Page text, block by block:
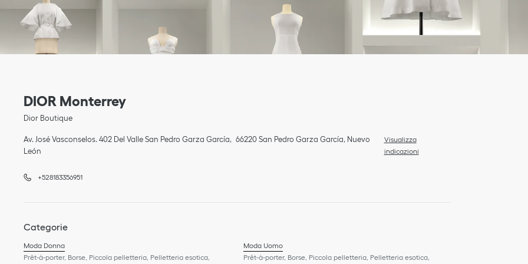
DIOR Monterrey
Dior Boutique
Av. José Vasconselos. 402 Del Valle San Pedro Garza García 66220 San Pedro Garza García, Nuevo
León
Link Opens in New Tab
Visualizza
indicazioni
Link Opens in New Tab
telefono
+528183356951
Categorie
Moda Donna
Prêt-à-porter, Borse, Piccola pelletteria, Pelletteria esotica,
Moda Uomo
Prêt-à-porter, Borse, Piccola pelletteria, Pelletteria esotica,